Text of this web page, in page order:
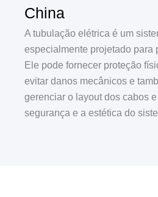
China
A tubulação elétrica é um
especialmente projetado para
Ele pode fornecer proteção
evitar danos mecânicos e
gerenciar o layout dos cabos
segurança e a estética do